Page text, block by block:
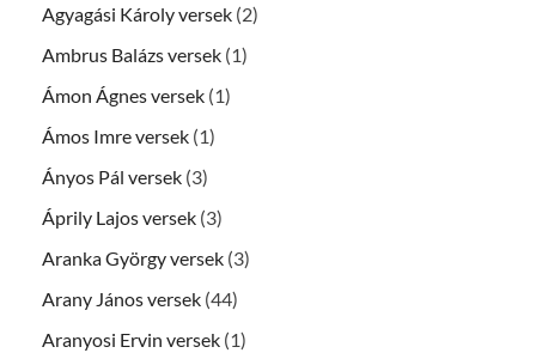
Agyagási Károly versek (2)
Ambrus Balázs versek (1)
Ámon Ágnes versek (1)
Ámos Imre versek (1)
Ányos Pál versek (3)
Áprily Lajos versek (3)
Aranka György versek (3)
Arany János versek (44)
Aranyosi Ervin versek (1)